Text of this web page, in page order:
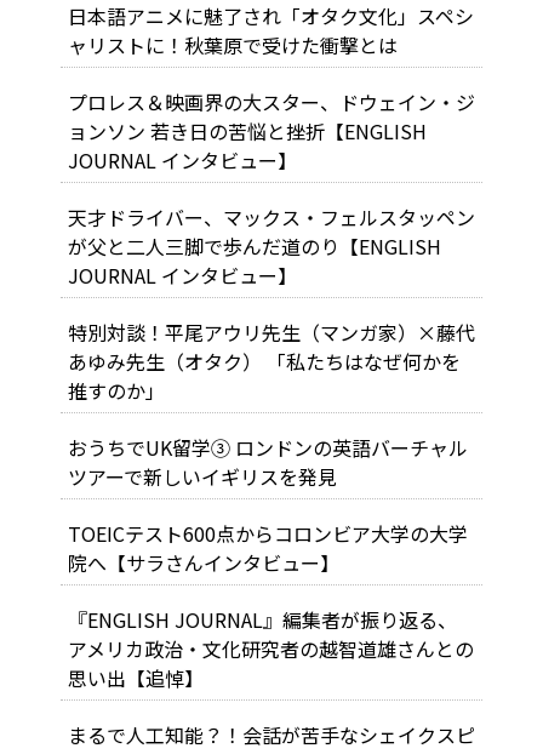
日本語アニメに魅了され「オタク文化」スペシ
ャリストに！秋葉原で受けた衝撃とは
プロレス＆映画界の大スター、ドウェイン・ジ
ョンソン 若き日の苦悩と挫折【ENGLISH
JOURNAL インタビュー】
天才ドライバー、マックス・フェルスタッペン
が父と二人三脚で歩んだ道のり【ENGLISH
JOURNAL インタビュー】
特別対談！平尾アウリ先生（マンガ家）×藤代
あゆみ先生（オタク） 「私たちはなぜ何かを
推すのか」
おうちでUK留学③ ロンドンの英語バーチャル
ツアーで新しいイギリスを発見
TOEICテスト600点からコロンビア大学の大学
院へ【サラさんインタビュー】
『ENGLISH JOURNAL』編集者が振り返る、
アメリカ政治・文化研究者の越智道雄さんとの
思い出【追悼】
まるで人工知能？！会話が苦手なシェイクスピ